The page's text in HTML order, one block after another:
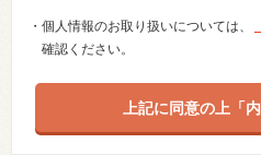
・個人情報のお取り扱いについては、
確認ください。